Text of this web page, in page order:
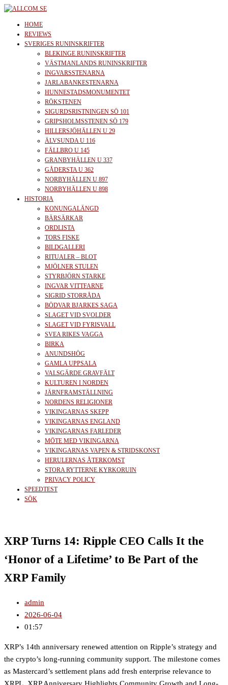
Skip
content
allcom.se
News | Reviews | History
HOME
REVIEWS
SVERIGES RUNINSKRIFTER
BLEKINGE RUNINSKRIFTER
VÄSTMANLANDS RUNINSKRIFTER
INGVARSSTENARNA
JARLABANKESTENARNA
HUNNESTADSMONUMENTET
RÖKSTENEN
SIGURDSRISTNINGEN SÖ 101
GRIPSHOLMSSTENEN SÖ 179
HILLERSJÖHÄLLEN U 29
ÄLVSUNDA U 116
FÄLLBRO U 145
GRANBYHÄLLEN U 337
GÅDERSTA U 362
NORBYHÄLLEN U 897
NORBYHÄLLEN U 898
HISTORIA
KONUNGALÄNGD
BÄRSÄRKAR
ORDLISTA
TORS FISKE
BILDGALLERI
RITUALER – BLOT
MJÖLNER STULEN
STYRBJÖRN STARKE
INGVAR VITTFARNE
SIGRID STORRÅDA
BÖDVAR BJARKES SAGA
SLAGET VID SVOLDER
SLAGET VID FYRISVALL
SVEA RIKES VAGGA
BIRKA
ANUNDSHÖG
GAMLA UPPSALA
VALSGÄRDE GRAVFÄLT
KULTUREN I NORDEN
JÄRNFRAMSTÄLLNING
NORDENS RELIGIONER
VIKINGARNAS SKEPP
VIKINGARNAS ENGLAND
VIKINGARNAS FARLEDER
MÖTE MED VIKINGARNA
VIKINGARNAS VAPEN & STRIDSKONST
HERULERNAS ÅTERKOMST
STORA RYTTERNE KYRKORUIN
PRIVACY POLICY
SPEEDTEST
SÖK
XRP Turns 14: Ripple CEO Calls It the
‘Honor of a Lifetime’ to Be Part of the
XRP Family
admin
2026-06-04
01:57
XRP’s 14th anniversary renewed attention on Ripple’s strategy and
the crypto’s long-running community support. The milestone comes
as Mastercard’s settlement plans add fresh enterprise relevance to